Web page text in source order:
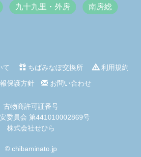
九十九里・外房 南房総
て ちばみなぽ交換所
利用規約
保護方針
お問い合わせ
古物商許可証番号
委員会 第441010002869号
株式会社せひら
© chibaminato.jp